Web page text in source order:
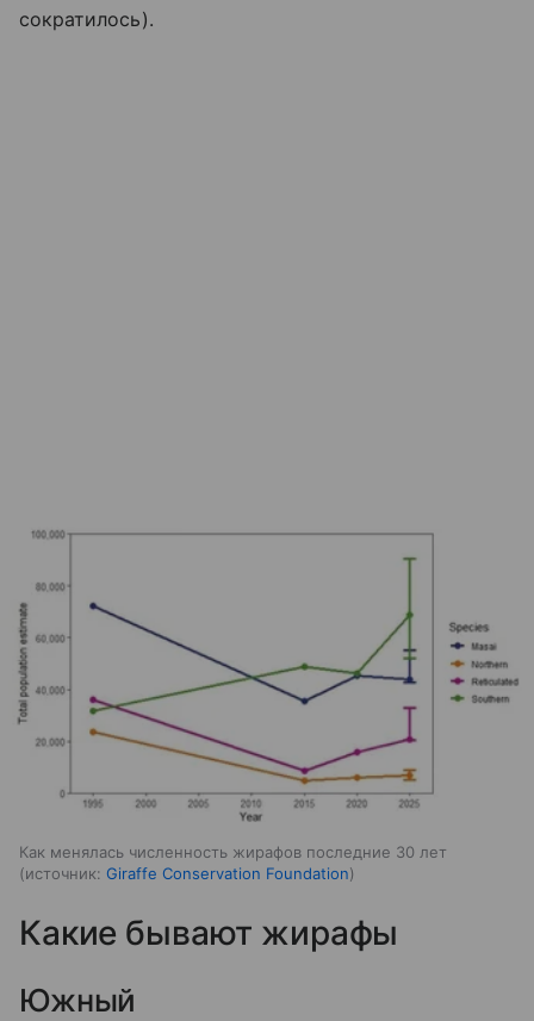
сократилось).
Как менялась численность жирафов последние 30 лет
источник: Giraffe Conservation Foundation
Какие бывают жирафы
Южный